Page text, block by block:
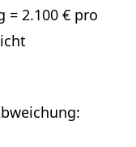
= 2.100 € pro